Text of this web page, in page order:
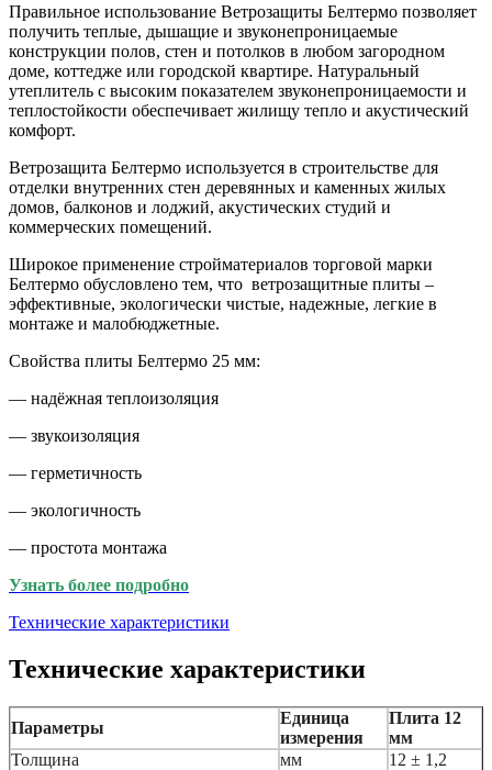
Правильное использование Ветрозащиты Белтермо позволяет
получить теплые, дышащие и звуконепроницаемые
конструкции полов, стен и потолков в любом загородном
доме, коттедже или городской квартире. Натуральный
утеплитель с высоким показателем звуконепроницаемости и
теплостойкости обеспечивает жилищу тепло и акустический
комфорт.
Ветрозащита Белтермо используется в строительстве для
отделки внутренних стен деревянных и каменных жилых
домов, балконов и лоджий, акустических студий и
коммерческих помещений.
Широкое применение стройматериалов торговой марки
Белтермо обусловлено тем, что ветрозащитные плиты –
эффективные, экологически чистые, надежные, легкие в
монтаже и малобюджетные.
Свойства плиты Белтермо 25 мм:
— надёжная теплоизоляция
— звукоизоляция
— герметичность
— экологичность
— простота монтажа
Узнать более подробно
Технические характеристики
Технические характеристики
Параметры
Единица
измерения
Плита 12
мм
Толщина
мм
12 ± 1,2